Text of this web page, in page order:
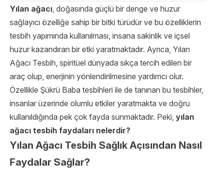
Yılan ağacı, doğasında güçlü bir denge ve huzur
sağlayıcı özelliğe sahip bir bitki türüdür ve bu özelliklerin
tesbih yapımında kullanılması, insana sakinlik ve içsel
huzur kazandıran bir etki yaratmaktadır. Ayrıca, Yılan
Ağacı Tesbih, spiritüel dünyada sıkça tercih edilen bir
araç olup, enerjinin yönlendirilmesine yardımcı olur.
Özellikle Şükrü Baba tesbihleri ile de tanınan bu tesbihler,
insanlar üzerinde olumlu etkiler yaratmakta ve doğru
kullanıldığında pek çok fayda sunmaktadır. Peki, yılan
ağacı tesbih faydaları nelerdir?
Yılan Ağacı Tesbih Sağlık Açısından Nasıl
Faydalar Sağlar?